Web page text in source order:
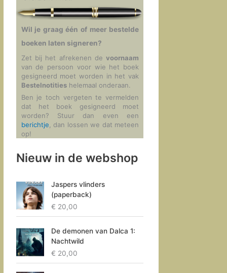
Wil je graag één of meer bestelde
boeken laten signeren?
Zet bij het afrekenen devoornaam
van de persoon voor wie het boek
gesigneerd moet worden in het vak
Bestelnotitieshelemaal onderaan.
Ben je toch vergeten te vermelden
dat het boek gesigneerd moet
worden? Stuur dan even een
berichtje , dan lossen we dat meteen
op!
Nieuw in de webshop
Jaspers vlinders
(paperback)
€ 20,00
De demonen van Dalca 1:
Nachtwild
€ 20,00